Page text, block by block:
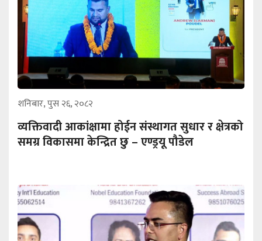
शनिबार, पुस २६, २०८२
व्यक्तिवादी आकांक्षामा होईन संस्थागत सुधार र क्षेत्रको
समग्र विकासमा केन्द्रित छु – एण्ड्रयू पौडेल